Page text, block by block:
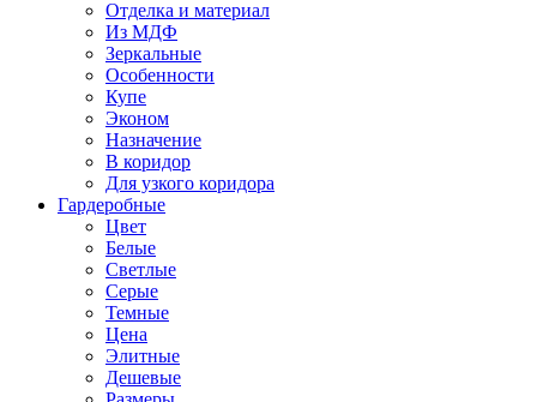
Отделка и материал
Из МДФ
Зеркальные
Особенности
Купе
Эконом
Назначение
В коридор
Для узкого коридора
Гардеробные
Цвет
Белые
Светлые
Серые
Темные
Цена
Элитные
Дешевые